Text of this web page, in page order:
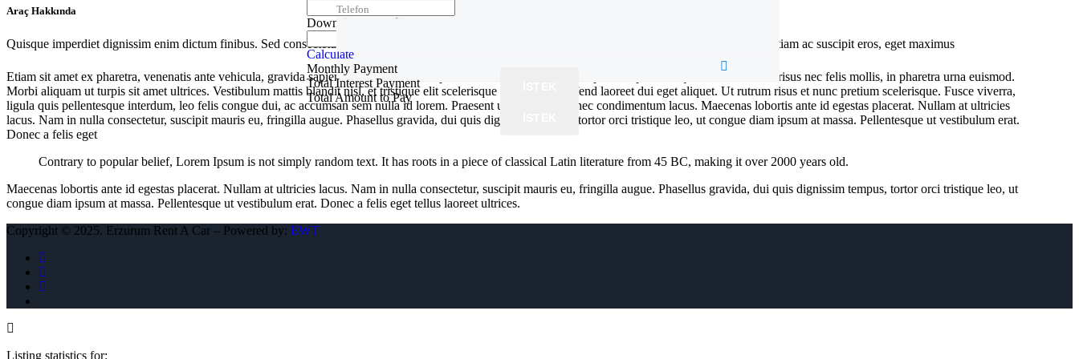
Araç Hakkında
Quisque imperdiet dignissim enim dictum finibus. Sed consectetutr convallis enim eget laoreet. Aenean vitae nisl mollis, porta risus vel, dapibus lectus. Etiam ac suscipit eros, eget maximus
Etiam sit amet ex pharetra, venenatis ante vehicula, gravida sapien. Fusce eleifend vulputate nibh, non cursus augue placerat pellentesque. Sed venenatis risus nec felis mollis, in pharetra urna euismod.
Morbi aliquam ut turpis sit amet ultrices. Vestibulum mattis blandit nisl, et tristique elit scelerisque nec. Fusce eleifend laoreet dui eget aliquet. Ut rutrum risus et nunc pretium scelerisque. Fusce viverra,
ligula quis pellentesque interdum, leo felis congue dui, ac accumsan sem nulla id lorem. Praesent ut tristique dui, nec condimentum lacus. Maecenas lobortis ante id egestas placerat. Nullam at ultricies
lacus. Nam in nulla consectetur, suscipit mauris eu, fringilla augue. Phasellus gravida, dui quis dignissim tempus, tortor orci tristique leo, ut congue diam ipsum at massa. Pellentesque ut vestibulum erat.
Donec a felis eget
Contrary to popular belief, Lorem Ipsum is not simply random text. It has roots in a piece of classical Latin literature from 45 BC, making it over 2000 years old.
Maecenas lobortis ante id egestas placerat. Nullam at ultricies lacus. Nam in nulla consectetur, suscipit mauris eu, fringilla augue. Phasellus gravida, dui quis dignissim tempus, tortor orci tristique leo, ut
congue diam ipsum at massa. Pellentesque ut vestibulum erat. Donec a felis eget tellus laoreet ultrices.
Copyright © 2025. Erzurum Rent A Car – Powered by: EWT
Down Payment ($)
Calculate
Monthly Payment
Total Interest Payment
Total Amount to Pay
Listing statistics for:
Telefon